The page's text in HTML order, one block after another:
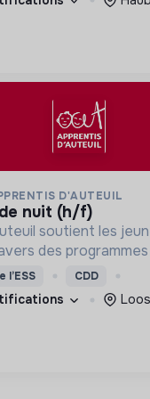
D'AUTEUIL
de nuit (h/f)
soutient les
des programmes
formation et
des hommes
CDD